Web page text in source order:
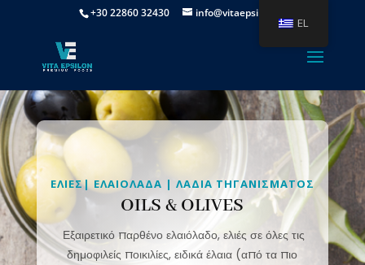
+30 22860 32430 info@vitaepsilon.gr
ΕΛΙΕΣ| ΕΛΑΙΟΛΑΔΑ | ΛΑΔΙΑ ΤΗΓΑΝΙΣΜΑΤΟΣ
OILS & OLIVES
Εξαιρετικό παρθένο ελαιόλαδο, ελιές σε όλες τις
δημοφιλείς ποικιλίες, ειδικά έλαια (από τα πιο
EL